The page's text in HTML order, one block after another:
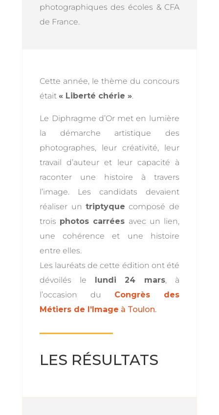
photographiques des écoles & CFA
de France.
Cette année, le thème du concours
était « Liberté chérie ».
Le Diphragme d’Or met en lumière
la démarche artistique des
photographes, leur créativité, leur
travail d’auteur et leur capacité à
raconter une histoire à travers
l’image. Les candidats devaient
réaliser un triptyque composé de
trois photos carrées avec un lien,
une cohérence et une histoire
entre elles.
Les lauréats de cette édition ont été
dévoilés le lundi 24 mars, à
l’occasion du Congrès des
Métiers de l’Image à Toulon.
LES RÉSULTATS